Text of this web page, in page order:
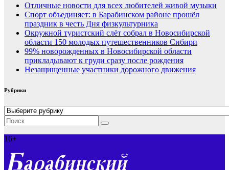
Отличные новости для всех любителей живой музыки
Спорт объединяет: в Барабинском районе прошёл
праздник в честь Дня физкультурника
Окружной туристский слёт собрал в Новосибирской
области 150 молодых путешественников Сибири
99% новорожденных в Новосибирской области
прикладывают к груди сразу после рождения
Незащищенные участники дорожного движения
Рубрики
Рубрики
16+